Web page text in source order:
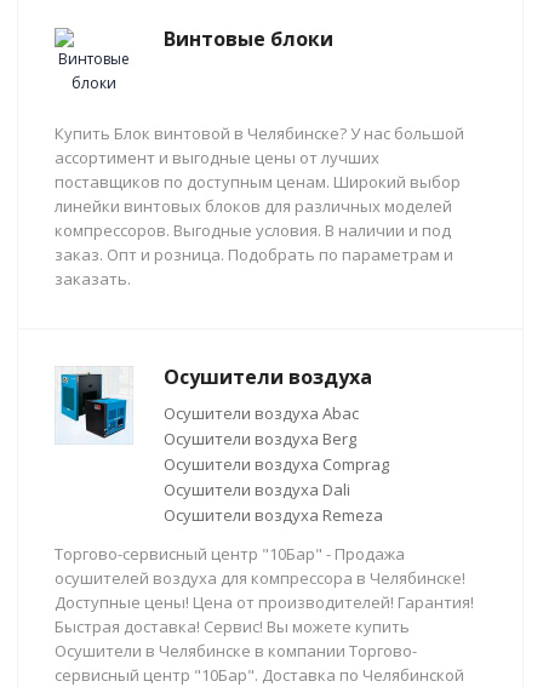
Винтовые блоки
Купить Блок винтовой в Челябинске? У нас большой
ассортимент и выгодные цены от лучших
поставщиков по доступным ценам. Широкий выбор
линейки винтовых блоков для различных моделей
компрессоров. Выгодные условия. В наличии и под
заказ. Опт и розница. Подобрать по параметрам и
заказать.
Осушители воздуха
Осушители воздуха Abac
Осушители воздуха Berg
Осушители воздуха Comprag
Осушители воздуха Dali
Осушители воздуха Remeza
Торгово-сервисный центр "10Бар" - Продажа
осушителей воздуха для компрессора в Челябинске!
Доступные цены! Цена от производителей! Гарантия!
Быстрая доставка! Сервис! Вы можете купить
Осушители в Челябинске в компании Торгово-
сервисный центр "10Бар". Доставка по Челябинской